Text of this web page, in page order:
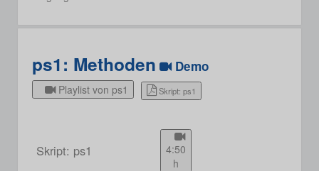
ps1: Methoden Demo
Playlist von ps1 Skript: ps1
Skript: ps1
4:50
h